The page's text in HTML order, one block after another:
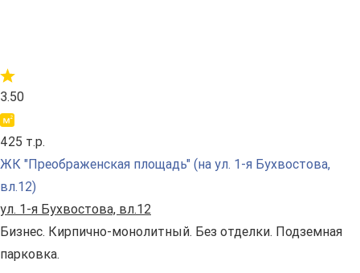
3.50
425 т.р.
ЖК "Преображенская площадь" (на ул. 1-я Бухвостова,
вл.12)
ул. 1-я Бухвостова, вл.12
Бизнес. Кирпично-монолитный. Без отделки. Подземная
парковка.